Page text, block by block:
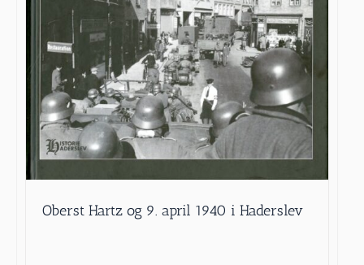
Oberst Hartz og 9. april 1940 i Haderslev